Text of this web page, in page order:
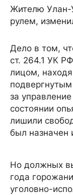
Жителю Улан-
рулем,
Дело в том,
ст. 264.1 УК
лицом,
за
состоянии
лишили
был назначен
Но должных
года
уголовно-